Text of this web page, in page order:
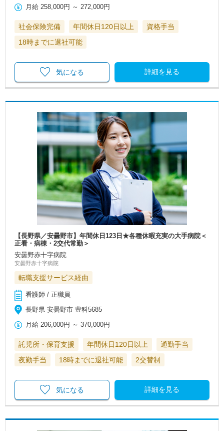
月給 258,000円 ～ 272,000円
社会保険完備 年間休日120日以上
資格手当
18時までに退社可能
詳細を見る
気になる
【長野県／安曇野市】年間休日123日★各種休暇充実の大手病院＜
正看・病棟・2交代常勤＞
安曇野赤十字病院
安曇野赤十字病院
転職支援サービス経由
看護師 / 正職員
長野県 安曇野市 豊科5685
月給 206,000円 ～370,000円
託児所・保育支援 年間休日120日以上
通勤手当
夜勤手当
18時までに退社可能 2交替制
詳細を見る
気になる